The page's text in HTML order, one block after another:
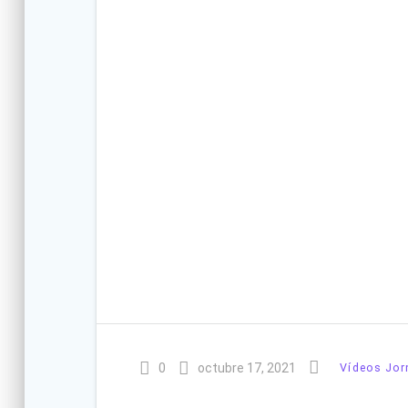
0 octubre 17, 2021 Vídeos